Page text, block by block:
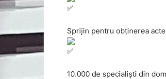
Sprijin pentru obținerea
10.000 de specialiști din